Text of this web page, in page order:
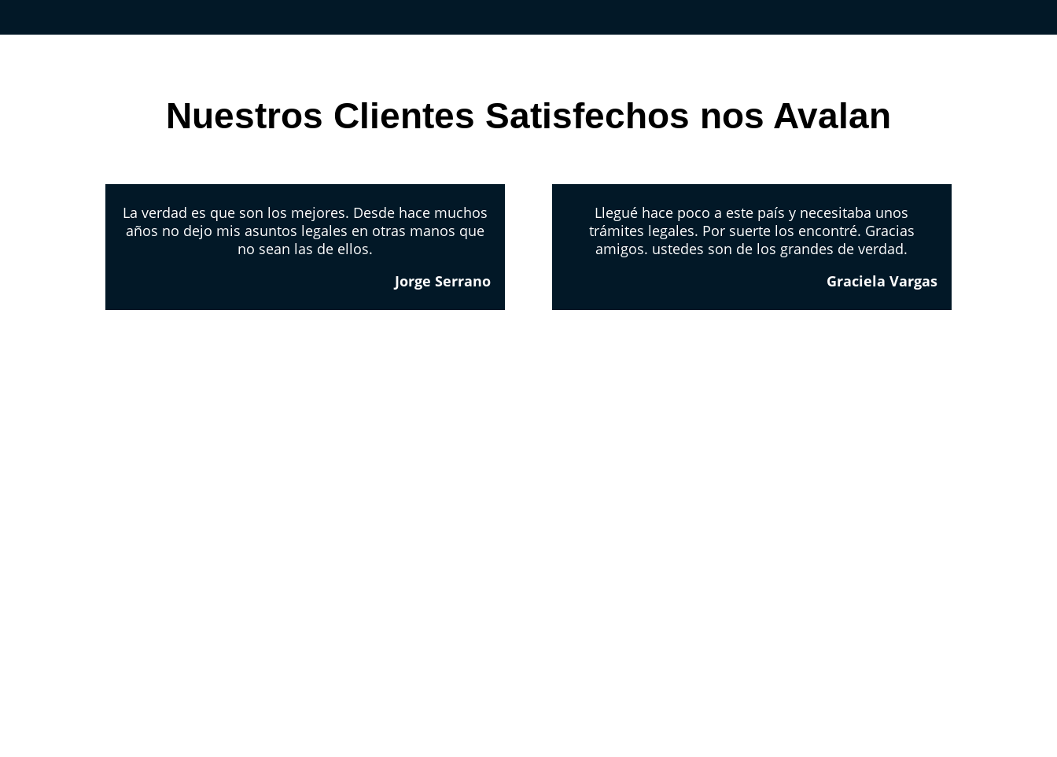
Nuestros Clientes Satisfechos nos Avalan
La verdad es que son los mejores. Desde hace muchos
años no dejo mis asuntos legales en otras manos que
no sean las de ellos.
Jorge Serrano
Llegué hace poco a este país y necesitaba unos
trámites legales. Por suerte los encontré. Gracias
amigos. ustedes son de los grandes de verdad.
Graciela Vargas